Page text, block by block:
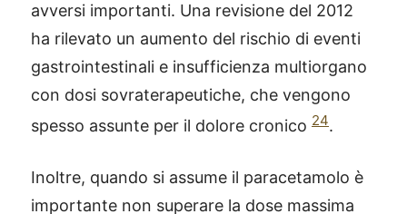
avversi importanti. Una revisione del 2012
ha rilevato un aumento del rischio di eventi
gastrointestinali e insufficienza multiorgano
con dosi sovraterapeutiche, che vengono
spesso assunte per il dolore cronico 24.
Inoltre, quando si assume il paracetamolo è
importante non superare la dose massima